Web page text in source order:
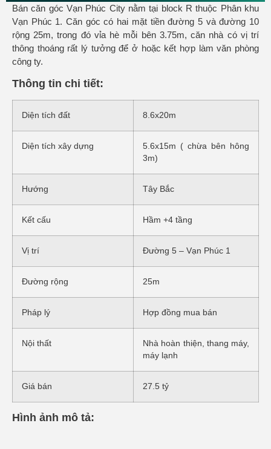
Bán căn góc Vạn Phúc City nằm tại block R thuộc Phân khu
Vạn Phúc 1. Căn góc có hai mặt tiền đường 5 và đường 10
rộng 25m, trong đó vỉa hè mỗi bên 3.75m, căn nhà có vị trí
thông thoáng rất lý tưởng để ở hoặc kết hợp làm văn phòng
công ty.
Thông tin chi tiết:
Diện tích đất 8.6x20m
Diện tích xây dựng
5.6x15m ( chừa bên hông
3m)
Hướng Tây Bắc
Kết cấu Hầm +4 tầng
Vị trí Đường 5 – Vạn Phúc 1
Đường rộng 25m
Pháp lý Hợp đồng mua bán
Nội thất
Nhà hoàn thiện, thang máy,
máy lạnh
Giá bán 27.5 tỷ
Hình ảnh mô tả: